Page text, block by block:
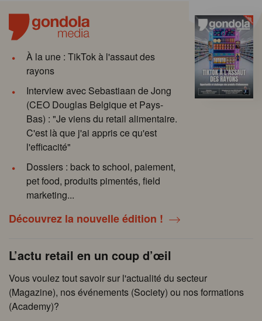
À la une : TikTok à l'assaut des
rayons
Interview avec Sebastiaan de Jong
(CEO Douglas Belgique et Pays-
Bas) : "Je viens du retail alimentaire.
C'est là que j'ai appris ce qu'est
l'efficacité"
Dossiers : back to school, paiement,
pet food, produits pimentés, field
marketing...
Découvrez la nouvelle édition !
L’actu retail en un coup d’œil
Vous voulez tout savoir sur l'actualité du secteur
(Magazine), nos événements (Society) ou nos formations
(Academy)?